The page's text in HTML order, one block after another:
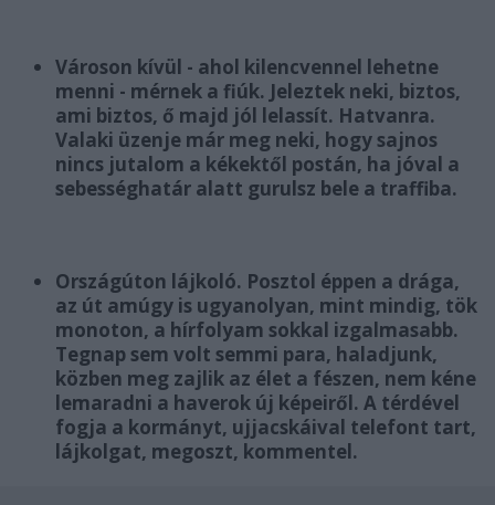
Városon kívül - ahol kilencvennel lehetne
menni - mérnek a fiúk. Jeleztek neki, biztos,
ami biztos, ő majd jól lelassít. Hatvanra.
Valaki üzenje már meg neki, hogy sajnos
nincs jutalom a kékektől postán, ha jóval a
sebességhatár alatt gurulsz bele a traffiba.
Országúton lájkoló. Posztol éppen a drága,
az út amúgy is ugyanolyan, mint mindig, tök
monoton, a hírfolyam sokkal izgalmasabb.
Tegnap sem volt semmi para, haladjunk,
közben meg zajlik az élet a fészen, nem kéne
lemaradni a haverok új képeiről. A térdével
fogja a kormányt, ujjacskáival telefont tart,
lájkolgat, megoszt, kommentel.